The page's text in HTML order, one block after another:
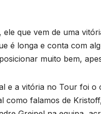
, ele que vem de uma
é longa e conta com
muito bem,
e a vitória no Tour foi o
falamos de